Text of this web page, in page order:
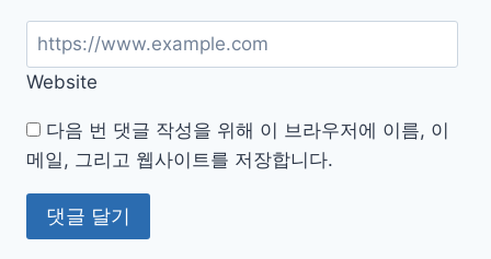
Website
다음 번 댓글 작성을 위해 이 브라우저에 이름, 이
메일, 그리고 웹사이트를 저장합니다.